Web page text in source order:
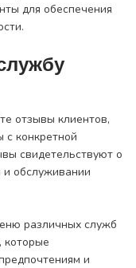
для обеспечения
отзывы клиентов,
с конкретной
свидетельствуют о
и обслуживании
различных служб
которые
и